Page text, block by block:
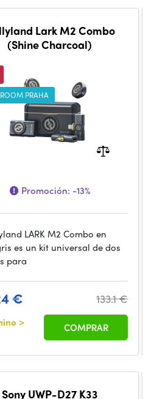
Lark M2 Combo
(Shine Charcoal)
PRAHA
Promoción: -13%
LARK M2 Combo en
es un kit universal de dos
para
€ 133.1 €
>
COMPRAR
Sony UWP-D27 K33